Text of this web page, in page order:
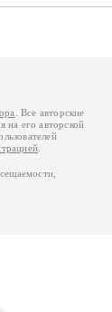
. Все авторские
на его авторской